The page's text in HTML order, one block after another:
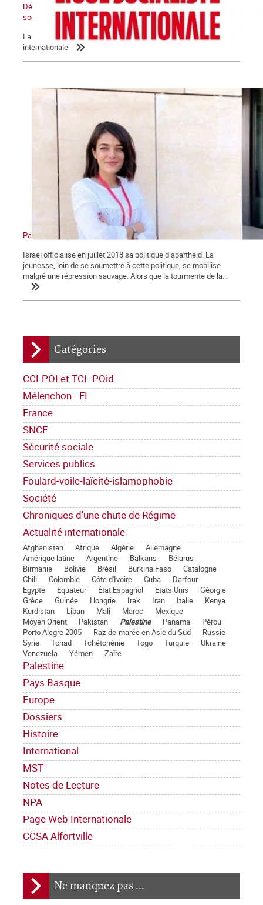
Catégories
CCI-POI et TCI- POid
Mélenchon - FI
France
SNCF
Sécurité sociale
Services publics
Foulard-voile-laïcité-islamophobie
Société
Chroniques d'une chute de Régime
Actualité internationale
Afghanistan Afrique Algérie
Allemagne
Amérique latine
Argentine Balkans
Bélarus
Birmanie
Bolivie Brésil Burkina Faso
Catalogne
Chili
Colombie Côte d'Ivoire Cuba
Darfour
Egypte
Equateur État Espagnol Etats Unis
Géorgie
Grèce
Guinée Hongrie Irak Iran Italie
Kenya
Kurdistan
Liban Mali Maroc
Mexique
Moyen Orient
Pakistan Palestine Panama
Pérou
Porto Alegre 2005
Raz-de-marée en Asie du Sud
Russie
Syrie
Tchad Tchétchénie Togo Turquie
Ukraine
Venezuela
Yémen Zaïre
Palestine
Pays Basque
Europe
Dossiers
Histoire
International
MST
Notes de Lecture
NPA
Page Web Internationale
CCSA Alfortville
Ne manquez pas ...
Déclaration de la LIS : L’Etat sioniste sera détruit, un Moyen-Orient
socialiste renaîtra de ses cendres
La Commune relaie la déclaration de la Ligue socialiste
internationale
Palestine : l’apartheid sioniste en action
Israël officialise en juillet 2018 sa politique d’apartheid. La
jeunesse, loin de se soumettre à cette politique, se mobilise
malgré une répression sauvage. Alors que la tourmente de la...